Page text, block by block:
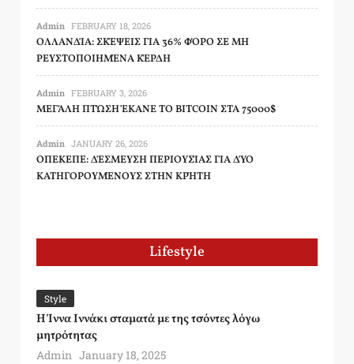
Admin FEBRUARY 18, 2026
ΟΛΛΑΝΔΊΑ: ΣΚΈΨΕΙΣ ΓΙΑ 36% ΦΌΡΟ ΣΕ ΜΗ
ΡΕΥΣΤΟΠΟΙΗΜΈΝΑ ΚΈΡΔΗ
Admin FEBRUARY 3, 2026
ΜΕΓΆΛΗ ΠΤΏΣΗ ΈΚΑΝΕ ΤΟ BITCOIN ΣΤΑ 75000$
Admin JANUARY 26, 2026
ΟΠΕΚΕΠΕ: ΔΈΣΜΕΥΣΗ ΠΕΡΙΟΥΣΊΑΣ ΓΙΑ ΔΎΟ
ΚΑΤΗΓΟΡΟΥΜΈΝΟΥΣ ΣΤΗΝ ΚΡΉΤΗ
Lifestyle
Style
Η Ίννα Ιννάκι σταματά με της τσόντες λόγω
μητρότητας
Admin January 18, 2025